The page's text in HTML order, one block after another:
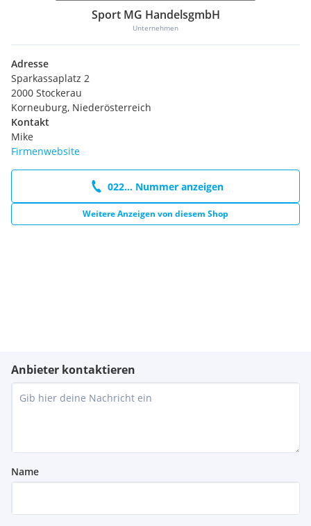
Sport MG HandelsgmbH
Unternehmen
Adresse
Sparkassaplatz 2
2000 Stockerau
Korneuburg, Niederösterreich
Kontakt
Mike
Firmenwebsite
022... Nummer anzeigen
Weitere Anzeigen von diesem Shop
Anbieter kontaktieren
Name